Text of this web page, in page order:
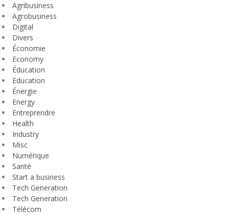
Agribusiness
Agrobusiness
Digital
Divers
Économie
Economy
Éducation
Education
Énergie
Energy
Entreprendre
Health
Industry
Misc
Numérique
Santé
Start a business
Tech Generation
Tech Generation
Télécom